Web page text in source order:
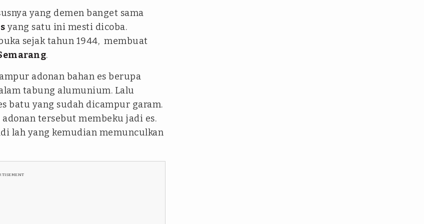
yang demen banget sama
yang satu ini mesti dicoba.
sejak tahun 1944, membuat
.
adonan bahan es berupa
tabung alumunium. Lalu
batu yang sudah dicampur garam.
tersebut membeku jadi es.
lah yang kemudian memunculkan